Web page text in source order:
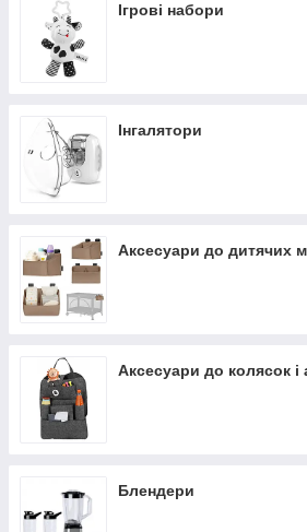
Ігрові набори
Інгалятори
Аксесуари до дитячих
Аксесуари до колясок і
Блендери